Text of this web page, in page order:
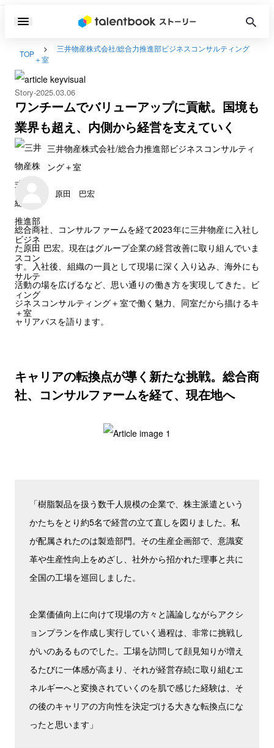
TOP
三井物産株式会社/総合力推進部ビジネスコンサルティング
＋室
Story 2025.03.06
ワンチームでバリューアップに貢献。国境も
業界も超え、内側から経営を支えていく
三井物産株式会社/総合力推進部ビジネスコンサルティ
ング＋室
原田 巴宏
総合商社、コンサルファームを経て2023年に三井物産に入社し
た原田 巴宏。現在はグループ企業の経営改善に取り組んでいま
す。入社後、組織の一員として現場に深く入り込み、海外にも
活動の場を広げるなど、思い通りの働き方を実現してきた。ビ
ジネスコンサルティング＋室で働く魅力、同室だから描けるキ
ャリアパスを語ります。
キャリアの転換点が導く新たな挑戦。総合商
社、コンサルファームを経て、現在地へ
「樹脂製品を扱う数千人規模の企業で、株主派遣という
かたちをとり約5名で経営の立て直しを図りました。私
が配属されたのは製造部門。その生産企画部で、意識変
革や生産性向上をめざし、社外から招かれた理事と共に
全国の工場を巡回しました。
企業価値向上に向けて現場の方々と議論しながらアクシ
ョンプランを作成し実行していく過程は、非常に挑戦し
がいのあるものでした。工場を訪問して顔見知りが増え
るたびに一体感が高まり、それが経営存続に取り組むエ
ネルギーへと変換されていくのを肌で感じた経験は、そ
の後のキャリアの方向性を決定づける大きな転換点にな
ったと思います」